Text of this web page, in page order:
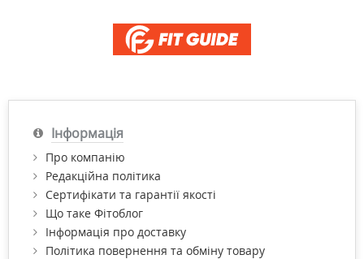
Інформація
Про компанію
Редакційна політика
Сертифікати та гарантії якості
Що таке Фітоблог
Інформація про доставку
Політика повернення та обміну товару